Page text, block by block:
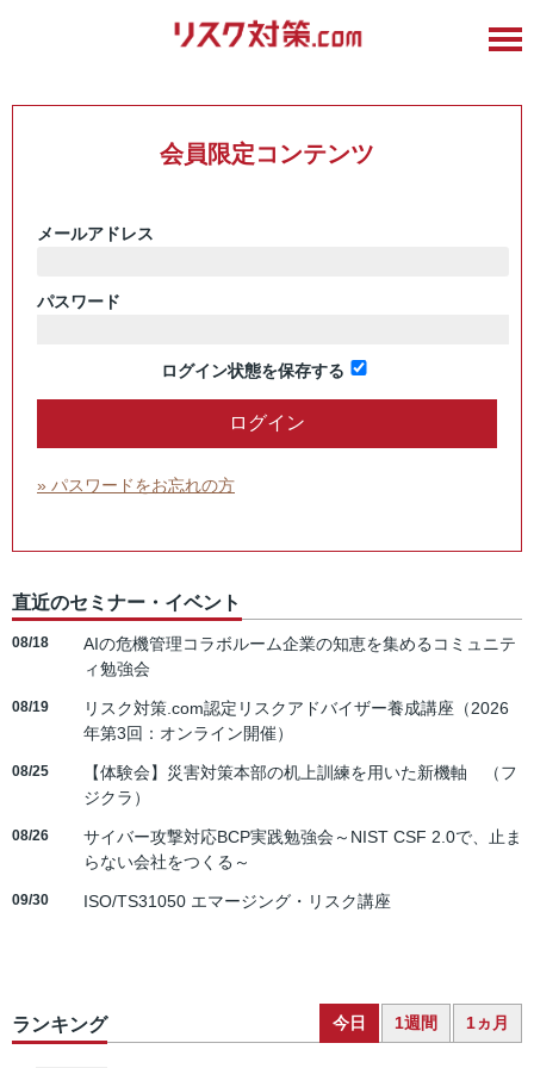
会員限定コンテンツ
メールアドレス
パスワード
ログイン状態を保存する
» パスワードをお忘れの方
直近のセミナー・イベント
08/18
AIの危機管理コラボルーム企業の知恵を集めるコミュニテ
ィ勉強会
08/19
リスク対策.com認定リスクアドバイザー養成講座（2026
年第3回：オンライン開催）
08/25
【体験会】災害対策本部の机上訓練を用いた新機軸 （フ
ジクラ）
08/26
サイバー攻撃対応BCP実践勉強会～NIST CSF 2.0で、止ま
らない会社をつくる～
09/30 ISO/TS31050 エマージング・リスク講座
ランキング 今日 1週間 1ヵ月